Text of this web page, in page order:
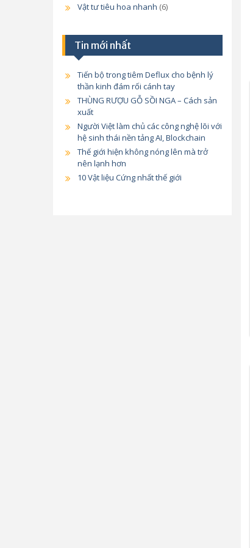
Vật tư tiêu hoa nhanh (6)
Tin mới nhất
Tiến bộ trong tiêm Deflux cho bệnh lý
thần kinh đám rối cánh tay
THÙNG RƯỢU GỖ SỒI NGA – Cách sản
xuất
Người Việt làm chủ các công nghệ lõi với
hệ sinh thái nền tảng AI, Blockchain
Thế giới hiện không nóng lên mà trở
nên lạnh hơn
10 Vật liệu Cứng nhất thế giới